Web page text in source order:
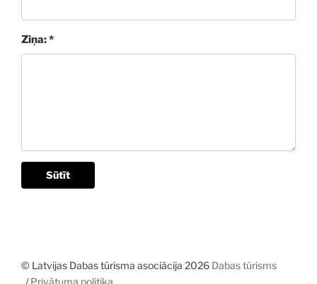
Ziņa: *
Sūtīt
© Latvijas Dabas tūrisma asociācija 2026 Dabas tūrisms